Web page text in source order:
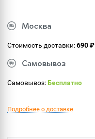
Москва
Стоимость доставки:690 ₽
Самовывоз
Самовывоз:Бесплатно
Подробнее о доставке